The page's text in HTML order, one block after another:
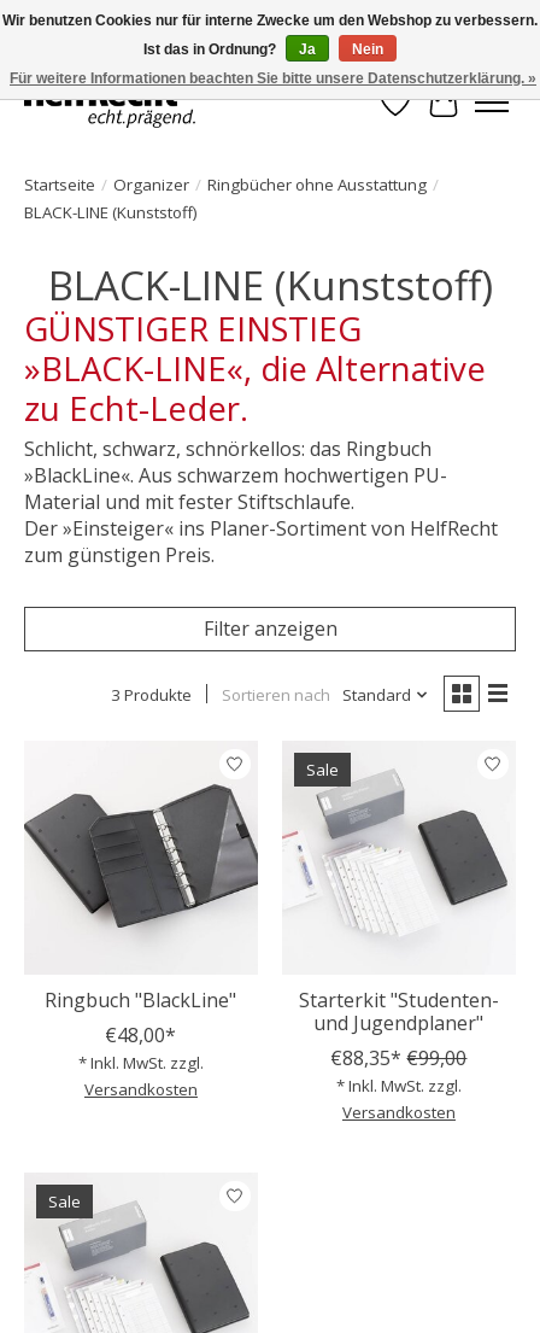
HelfRecht-Planer | Jahresaktualisierungen | Zubehör
Wunschzettel
Ihr
Startseite / Organizer / Ringbücher ohne Ausstattung /
BLACK-LINE (Kunststoff)
BLACK-LINE (Kunststoff)
GÜNSTIGER EINSTIEG
»BLACK-LINE«, die Alternative
zu Echt-Leder.
Schlicht, schwarz, schnörkellos: das Ringbuch
»BlackLine«. Aus schwarzem hochwertigen PU-
Material und mit fester Stiftschlaufe.
Der »Einsteiger« ins Planer-Sortiment von HelfRecht
zum günstigen Preis.
Filter anzeigen
3 Produkte Sortieren nach Standard
Ringbuch "BlackLine"
€48,00*
* Inkl. MwSt. zzgl.
Versandkosten
Sale
Starterkit "Studenten-
und Jugendplaner"
€88,35* €99,00
* Inkl. MwSt. zzgl.
Versandkosten
Sale
Wir benutzen Cookies nur für interne Zwecke um den Webshop zu verbessern.
Ist das in Ordnung?
Ja
Nein
Für weitere Informationen beachten Sie bitte unsere Datenschutzerklärung. »